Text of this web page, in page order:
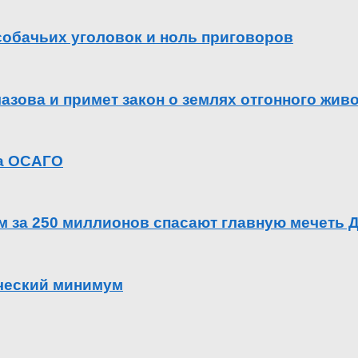
уголовок и ноль приговоров
и примет закон о землях отгонного
ОСАГО
за 250 миллионов спасают главную мечеть
минимум